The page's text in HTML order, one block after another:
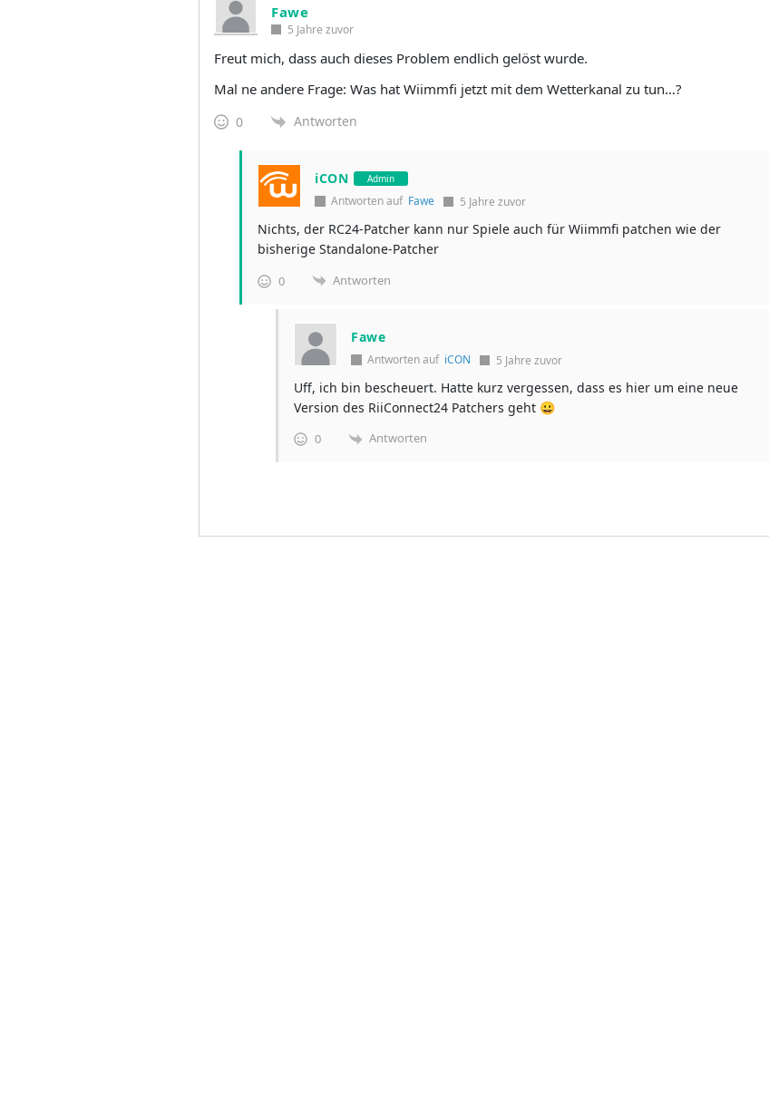
Fawe
5 Jahre zuvor
Freut mich, dass auch dieses Problem endlich gelöst wurde.
Mal ne andere Frage: Was hat Wiimmfi jetzt mit dem Wetterkanal zu tun…?
0 Antworten
iCON Admin
Antworten auf Fawe 5 Jahre zuvor
Nichts, der RC24-Patcher kann nur Spiele auch für Wiimmfi patchen wie der
bisherige Standalone-Patcher
0 Antworten
Fawe
Antworten auf iCON 5 Jahre zuvor
Uff, ich bin bescheuert. Hatte kurz vergessen, dass es hier um eine neue
Version des RiiConnect24 Patchers geht 😀
0 Antworten